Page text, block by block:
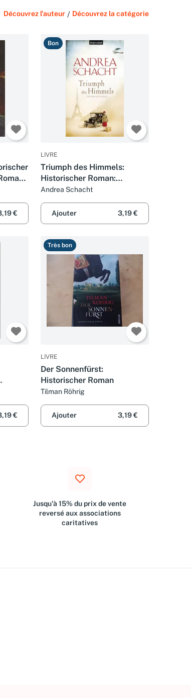
Découvrez l'auteur / Découvrez la catégorie
€
Bon
LIVRE
Triumph des Himmels:
Historischer Roman:
Historischer Roman.
Originalausgabe
Andrea Schacht
Ajouter 3,19 €
€
Très bon
LIVRE
Der Sonnenfürst:
Historischer Roman
Tilman Röhrig
Ajouter 3,19 €
Jusqu'à 15% du prix de vente
reversé aux associations
caritatives